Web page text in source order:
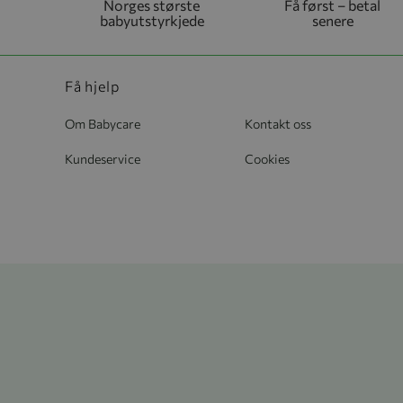
Norges største
babyutstyrkjede
Få først – betal
senere
Få hjelp
Om Babycare Kontakt oss
Kundeservice Cookies